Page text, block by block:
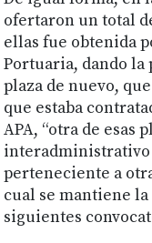
ofertaron un total
ellas fue obtenida
Portuaria, dando la
plaza de nuevo,
que estaba
APA, “otra de esas
interadministrativo
perteneciente a
cual se mantiene
siguientes